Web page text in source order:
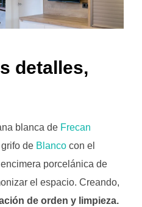
detalles,
blanca de Frecan
de Blanco con el
porcelánica de
el espacio. Creando,
de orden y limpieza.